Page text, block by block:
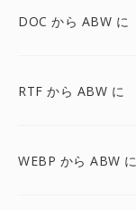
DOC から ABW に
RTF から ABW に
WEBP から ABW に